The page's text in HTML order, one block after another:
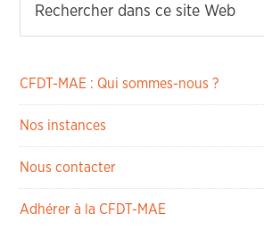
CFDT-MAE : Qui sommes-nous ?
Nos instances
Nous contacter
Adhérer à la CFDT-MAE